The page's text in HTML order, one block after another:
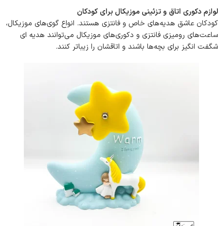
لوازم دکوری اتاق و تزئینی موزیکال برای کودکان
کودکان عاشق هدیه‌های خاص و فانتزی هستند. انواع گوی‌های موزیکال،
ساعت‌های رومیزی فانتزی و دکوری‌های موزیکال می‌توانند هدیه ای
شگفت انگیز برای بچه‌ها باشند و اتاقشان را زیباتر کنند.